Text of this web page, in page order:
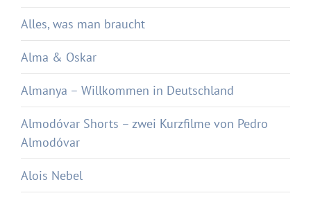
Alles, was man braucht
Alma & Oskar
Almanya – Willkommen in Deutschland
Almodóvar Shorts – zwei Kurzfilme von Pedro
Almodóvar
Alois Nebel